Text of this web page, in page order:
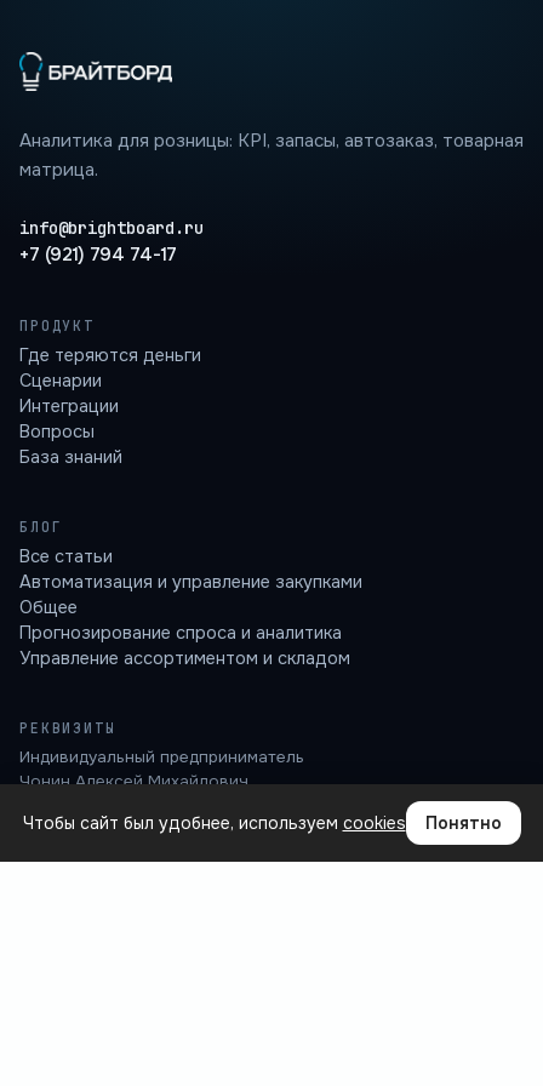
Управление запасами в мультиформатной
рознице: стратегии
Управление запасами в мультиформатной рознице
снижает дефицит до 11%. Узнайте, как
автоматизировать закупки и повысить прибыль.
Аналитика для розницы: KPI, запасы, автозаказ, товарная
+7 (921) 794 74-17
Где теряются деньги
Чтобы сайт был удобнее, используем cookies Понятно